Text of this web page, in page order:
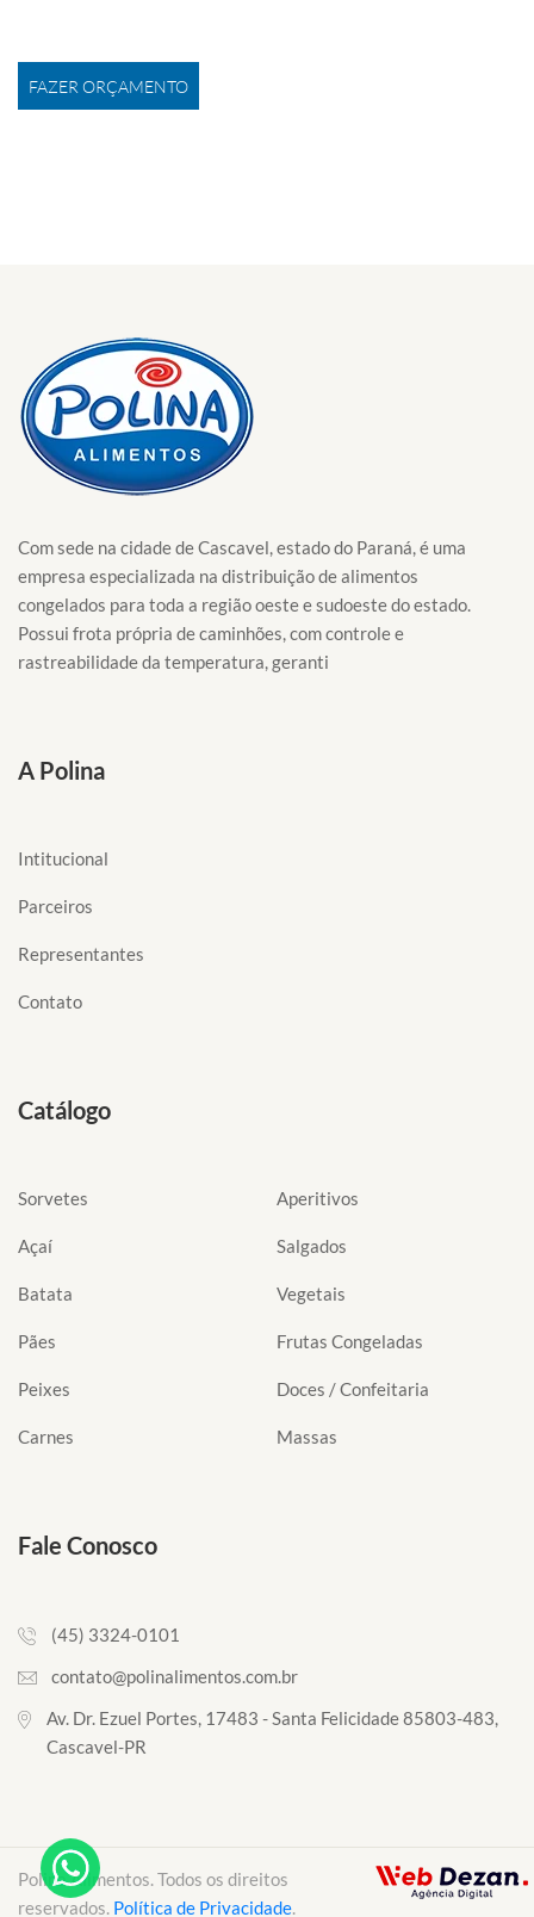
FAZER ORÇAMENTO
Com sede na cidade de Cascavel, estado do Paraná, é uma
empresa especializada na distribuição de alimentos
congelados para toda a região oeste e sudoeste do estado.
Possui frota própria de caminhões, com controle e
rastreabilidade da temperatura, geranti
A Polina
Intitucional
Parceiros
Representantes
Contato
Catálogo
Sorvetes
Açaí
Batata
Pães
Peixes
Carnes
Aperitivos
Salgados
Vegetais
Frutas Congeladas
Doces / Confeitaria
Massas
Fale Conosco
(45) 3324-0101
contato@polinalimentos.com.br
Av. Dr. Ezuel Portes, 17483 - Santa Felicidade 85803-483,
Cascavel-PR
Polina Alimentos. Todos os direitos
reservados. Política de Privacidade.